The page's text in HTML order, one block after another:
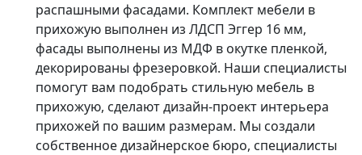
распашными фасадами. Комплект мебели в
прихожую выполнен из ЛДСП Эггер 16 мм,
фасады выполнены из МДФ в окутке пленкой,
декорированы фрезеровкой. Наши специалисты
помогут вам подобрать стильную мебель в
прихожую, сделают дизайн-проект интерьера
прихожей по вашим размерам. Мы создали
собственное дизайнерское бюро, специалисты